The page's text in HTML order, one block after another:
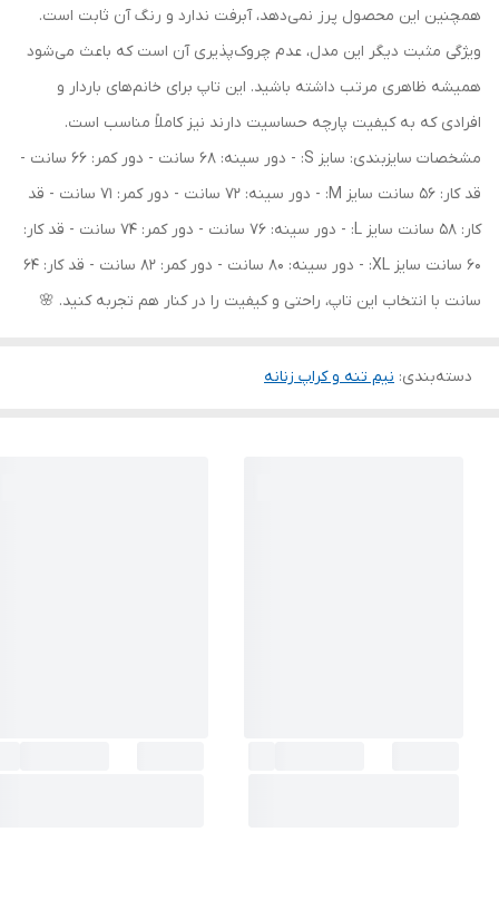
همچنین این محصول پرز نمی‌دهد، آبرفت ندارد و رنگ آن ثابت است.
ویژگی مثبت دیگر این مدل، عدم چروک‌پذیری آن است که باعث می‌شود
همیشه ظاهری مرتب داشته باشید. این تاپ برای خانم‌های باردار و
افرادی که به کیفیت پارچه حساسیت دارند نیز کاملاً مناسب است.
مشخصات سایزبندی: سایز S: - دور سینه: 68 سانت - دور کمر: 66 سانت -
قد کار: 56 سانت سایز M: - دور سینه: 72 سانت - دور کمر: 71 سانت - قد
کار: 58 سانت سایز L: - دور سینه: 76 سانت - دور کمر: 74 سانت - قد کار:
60 سانت سایز XL: - دور سینه: 80 سانت - دور کمر: 82 سانت - قد کار: 64
سانت با انتخاب این تاپ، راحتی و کیفیت را در کنار هم تجربه کنید. 🌸
دسته‌بندی: نیم تنه و کراپ زنانه